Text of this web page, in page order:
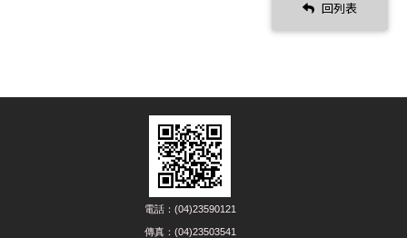
回列表
電話：(04)23590121
傳真：(04)23503541